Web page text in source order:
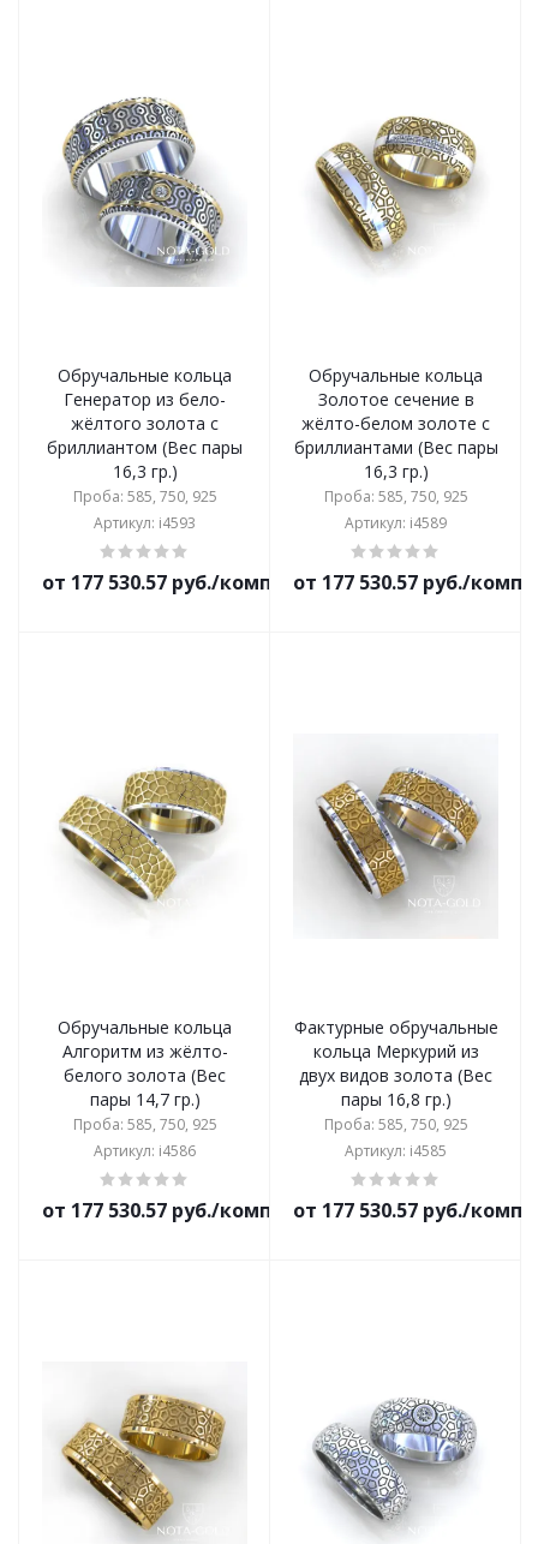
Обручальные кольца
Генератор из бело-
жёлтого золота с
бриллиантом (Вес пары
16,3 гр.)
Проба: 585, 750, 925
Артикул: i4593
от 177 530.57 руб./комплект
Обручальные кольца
Золотое сечение в
жёлто-белом золоте с
бриллиантами (Вес пары
16,3 гр.)
Проба: 585, 750, 925
Артикул: i4589
от 177 530.57 руб./
Обручальные кольца
Алгоритм из жёлто-
белого золота (Вес
пары 14,7 гр.)
Проба: 585, 750, 925
Артикул: i4586
от 177 530.57 руб./комплект
Фактурные обручальные
кольца Меркурий из
двух видов золота (Вес
пары 16,8 гр.)
Проба: 585, 750, 925
Артикул: i4585
от 177 530.57 руб./